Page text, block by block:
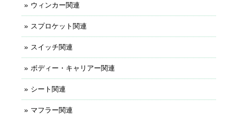
ウィンカー関連
スプロケット関連
スイッチ関連
ボディー・キャリアー関連
シート関連
マフラー関連